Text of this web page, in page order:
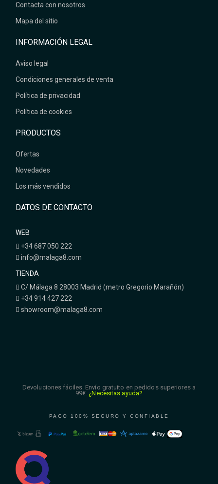
Contacta con nosotros
Mapa del sitio
INFORMACIÓN LEGAL
Aviso legal
Condiciones generales de venta
Política de privacidad
Política de cookies
PRODUCTOS
Ofertas
Novedades
Los más vendidos
DATOS DE CONTACTO
WEB
+34 687 050 222
info@malaga8.com
TIENDA
C/ Málaga 8 28003 Madrid (metro Gregorio Marañón)
+34 914 427 222
showroom@malaga8.com
Devoluciones fáciles. Envío gratuito en pedidos superiores a
99€. ¿Necesitas ayuda?
PAGO 100% SEGURO Y CONFIABLE